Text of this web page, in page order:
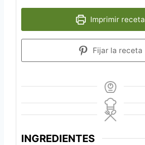
Imprimir receta
Fijar la receta
INGREDIENTES